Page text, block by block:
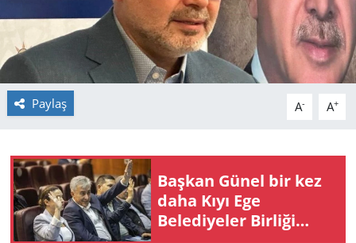
Paylaş A- A+
Başkan Günel bir kez
daha Kıyı Ege
Belediyeler Birliği
SİYASET
SPOR
Yerel